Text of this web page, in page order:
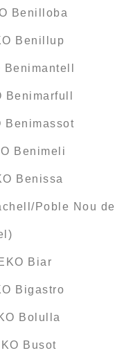
Benilloba
Benillup
Benimassot
Benimeli
Benissa
Poble Nou de
Biar
Bigastro
Bolulla
Busot